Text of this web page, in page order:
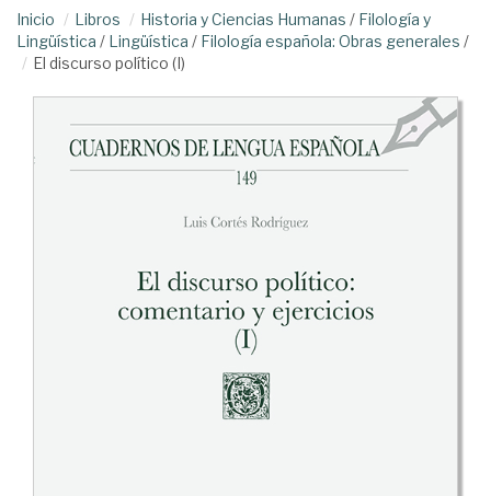
Inicio Libros Historia y Ciencias Humanas / Filología y
Lingüística / Lingüística / Filología española: Obras generales /
El discurso político (I)